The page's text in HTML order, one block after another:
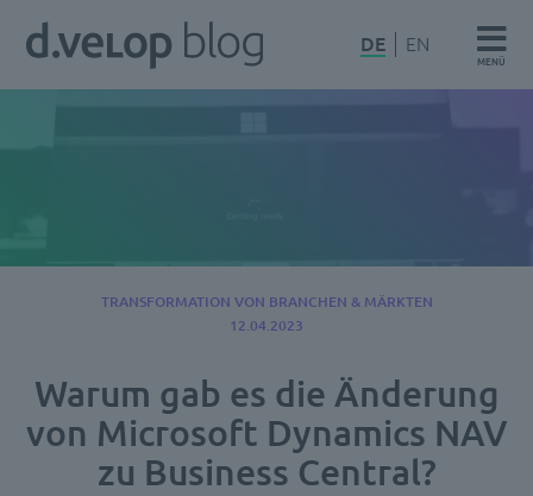
Zum
Inhalt
d.velop
DE EN
MENÜ
Warum gab es die Änderung
von Microsoft Dynamics NAV
zu Business Central?
TRANSFORMATION VON BRANCHEN & MÄRKTEN
12.04.2023